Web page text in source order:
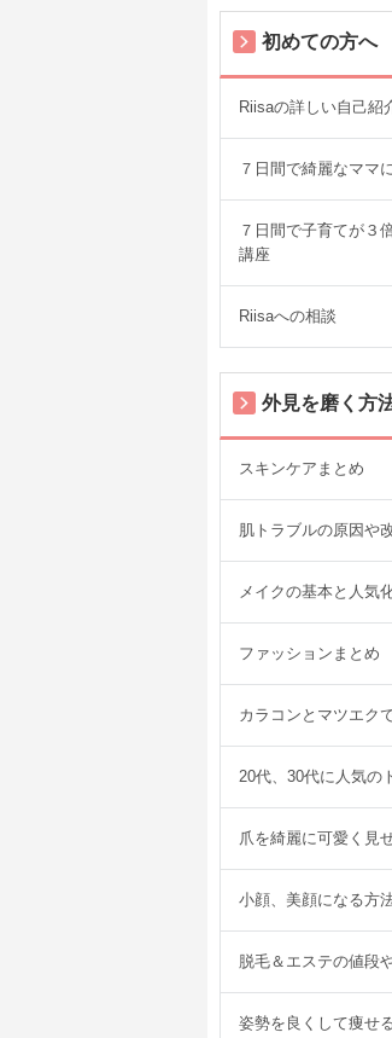
初めての方へ
Riisaの詳しい自己紹
７日間で綺麗なママ
７日間で子育てが３
講座
Riisaへの相談
外見を磨く方
スキンケアまとめ
肌トラブルの原因や
メイクの基本と人気
ファッションまとめ
カラコンとマツエク
20代、30代に人気の
爪を綺麗に可愛く見
小顔、美顔になる方
脱毛＆エステの値段
姿勢を良くして痩せ